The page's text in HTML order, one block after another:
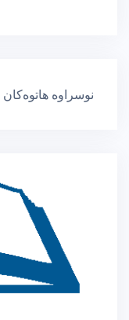
نوسراوە هاتوەکان